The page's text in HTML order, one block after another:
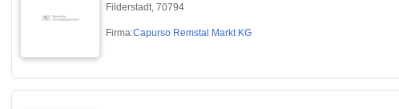
Filderstadt, 70794
Firma:Capurso Remstal Markt KG